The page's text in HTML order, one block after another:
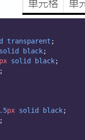
transparent ;
solid black;
px solid black;
;
px solid black;
;